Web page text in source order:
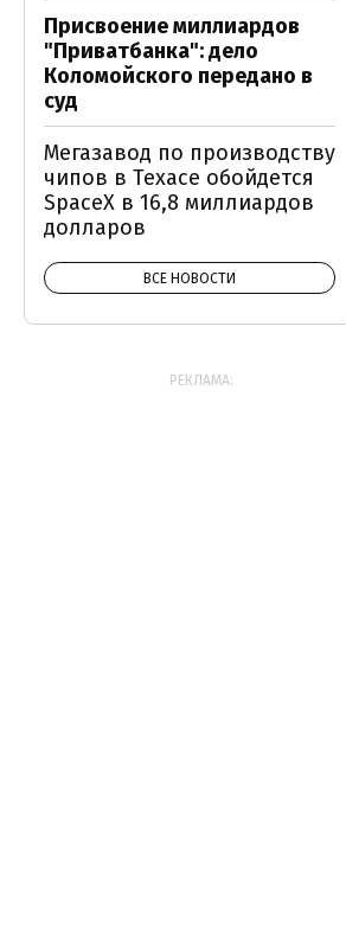
Присвоение миллиардов
"Приватбанка": дело
Коломойского передано в
суд
Мегазавод по производству
чипов в Техасе обойдется
SpaceX в 16,8 миллиардов
долларов
ВСЕ НОВОСТИ
РЕКЛАМА: